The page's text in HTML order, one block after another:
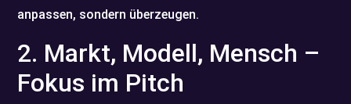
anpassen, sondern überzeugen.
2. Markt, Modell, Mensch –
Fokus im Pitch